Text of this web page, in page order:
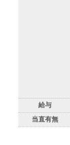
給与
当直有無